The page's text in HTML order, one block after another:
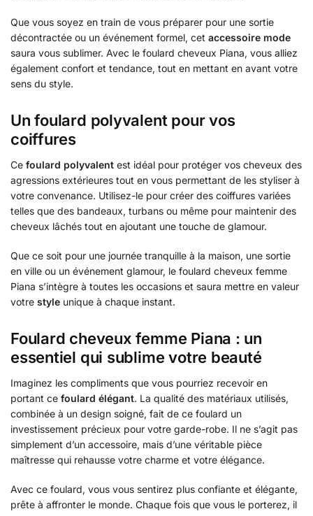
Que vous soyez en train de vous préparer pour une sortie
décontractée ou un événement formel, cet accessoire mode
saura vous sublimer. Avec le foulard cheveux Piana, vous alliez
également confort et tendance, tout en mettant en avant votre
sens du style.
Un foulard polyvalent pour vos
coiffures
Ce foulard polyvalent est idéal pour protéger vos cheveux des
agressions extérieures tout en vous permettant de les styliser à
votre convenance. Utilisez-le pour créer des coiffures variées
telles que des bandeaux, turbans ou même pour maintenir des
cheveux lâchés tout en ajoutant une touche de glamour.
Que ce soit pour une journée tranquille à la maison, une sortie
en ville ou un événement glamour, le foulard cheveux femme
Piana s’intègre à toutes les occasions et saura mettre en valeur
votre style unique à chaque instant.
Foulard cheveux femme Piana : un
essentiel qui sublime votre beauté
Imaginez les compliments que vous pourriez recevoir en
portant ce foulard élégant. La qualité des matériaux utilisés,
combinée à un design soigné, fait de ce foulard un
investissement précieux pour votre garde-robe. Il ne s’agit pas
simplement d’un accessoire, mais d’une véritable pièce
maîtresse qui rehausse votre charme et votre élégance.
Avec ce foulard, vous vous sentirez plus confiante et élégante,
prête à affronter le monde. Chaque fois que vous le porterez, il